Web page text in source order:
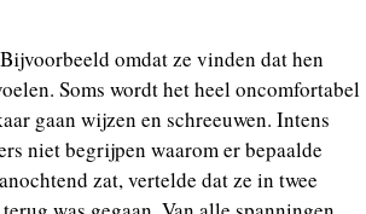
omdat ze vinden dat hen
Soms wordt het heel oncomfortabel
gaan wijzen en schreeuwen. Intens
niet begrijpen waarom er bepaalde
zat, vertelde dat ze in twee